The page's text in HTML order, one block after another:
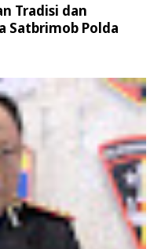
Tradisi dan
Satbrimob Polda